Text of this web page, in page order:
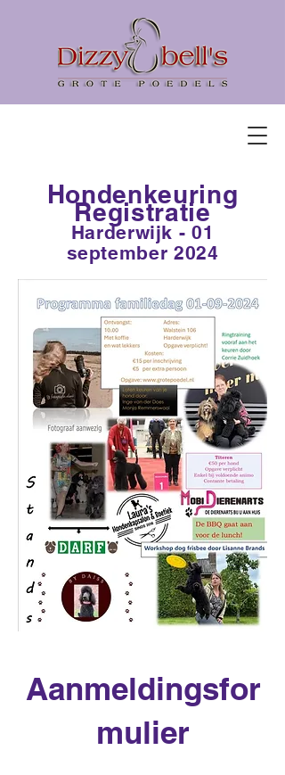
Hondenkeuring
Registratie
Harderwijk - 01
september 2024
Aanmeldingsfor
mulier